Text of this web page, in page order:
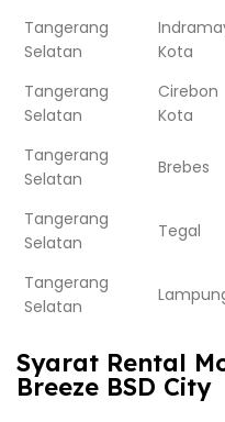
Tangerang
Selatan
Kota
Tangerang
Selatan
Cirebon
Kota
Tangerang
Selatan
Brebes
Tangerang
Selatan
Tegal
Tangerang
Selatan
Syarat Rental
Breeze BSD City